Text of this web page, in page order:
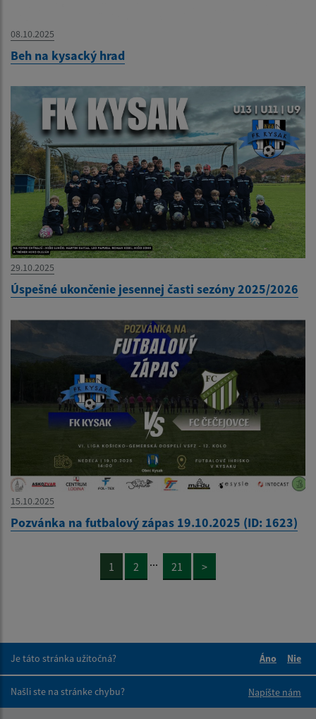
08.10.2025
Beh na kysacký hrad
29.10.2025
Úspešné ukončenie jesennej časti sezóny 2025/2026
15.10.2025
Pozvánka na futbalový zápas 19.10.2025 (ID: 1623)
1 2 ... 21 >
Je táto stránka užitočná?
Áno
Nie
Našli ste na stránke chybu?
Napíšte nám